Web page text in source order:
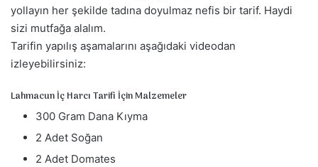
e
r
yollayın her şekilde tadına doyulmaz nefis bir tarif. Haydi
sizi mutfağa alalım.
Tarifin yapılış aşamalarını aşağıdaki videodan
izleyebilirsiniz:
Lahmacun İç Harcı Tarifi İçin Malzemeler
300 Gram Dana Kıyma
2 Adet Soğan
2 Adet Domates